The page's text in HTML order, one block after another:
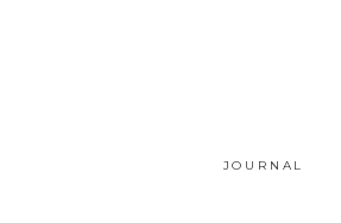
JOURNAL